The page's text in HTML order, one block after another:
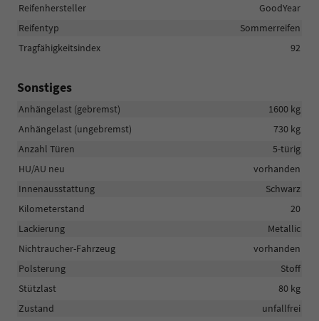
Reifenhersteller
GoodYear
Reifentyp
Sommerreifen
Tragfähigkeitsindex
92
Sonstiges
Anhängelast (gebremst)
1600 kg
Anhängelast (ungebremst)
730 kg
Anzahl Türen
5-türig
HU/AU neu
vorhanden
Innenausstattung
Schwarz
Kilometerstand
20
Lackierung
Metallic
Nichtraucher-Fahrzeug
vorhanden
Polsterung
Stoff
Stützlast
80 kg
Zustand
unfallfrei